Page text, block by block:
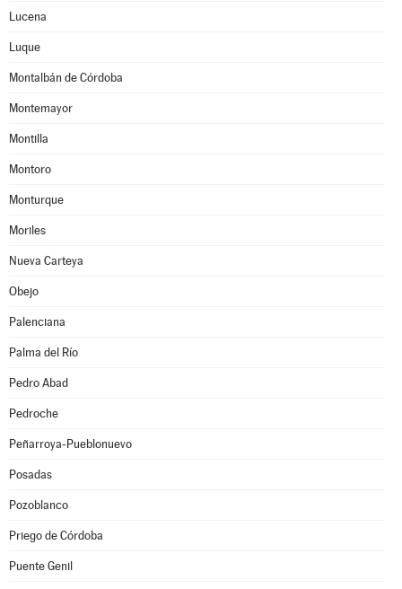
Lucena
Luque
Montalbán de Córdoba
Montemayor
Montilla
Montoro
Monturque
Moriles
Nueva Carteya
Obejo
Palenciana
Palma del Río
Pedro Abad
Pedroche
Peñarroya-Pueblonuevo
Posadas
Pozoblanco
Priego de Córdoba
Puente Genil